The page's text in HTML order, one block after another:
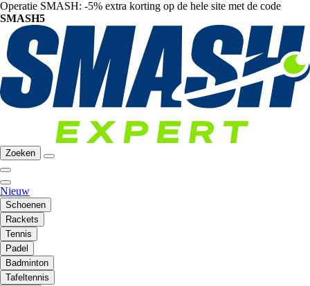
Operatie SMASH: -5% extra korting op de hele site met de code
SMASH5
Zoeken
Nieuw
Schoenen
Rackets
Tennis
Padel
Badminton
Tafeltennis